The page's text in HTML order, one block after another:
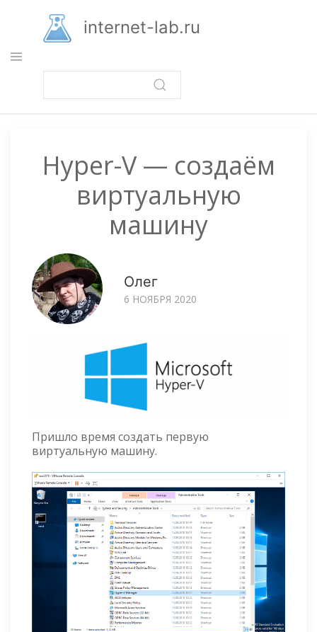
основному
содержанию
internet-lab.ru
Hyper-V — создаём
виртуальную
машину
Олег
6 НОЯБРЯ 2020
Пришло время создать первую
виртуальную машину.